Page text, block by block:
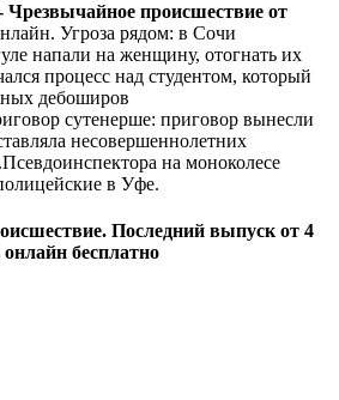
происшествие от
Угроза рядом: в Сочи
напали на женщину, отогнать их
процесс над студентом, который
дебоширов
сутенерше: приговор вынесли
несовершеннолетних
на моноколесе
в Уфе.
Последний выпуск от 4
бесплатно